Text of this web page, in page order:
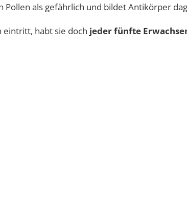
als gefährlich und bildet Antikörper
eintritt, habt sie doch jeder fünfte